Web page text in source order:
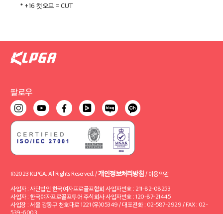
* +16 컷오프 = CUT
팔로우
©2023 KLPGA. All Rights Reserved. /개인정보처리방침 / 이용약관
사업자 : 사단법인 한국여자프로골프협회 사업자번호 : 211-82-08253
사업자 : 한국여자프로골프투어 주식회사 사업자번호 : 120-87-21445
사업장 : 서울 강동구 천호대로 1221 (우)05349 / 대표전화 : 02-587-2929 / FAX : 02-
539-6003